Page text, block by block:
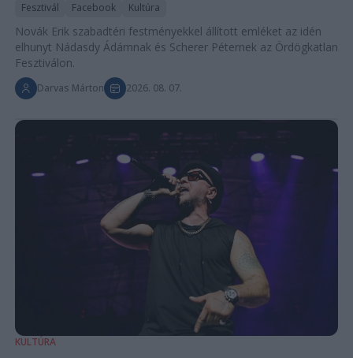
Fesztivál Facebook Kultúra
Novák Erik szabadtéri festményekkel állított emléket az idén
elhunyt Nádasdy Ádámnak és Scherer Péternek az Ördögkatlan
Fesztiválon.
Darvas Márton 2026. 08. 07.
KULTÚRA